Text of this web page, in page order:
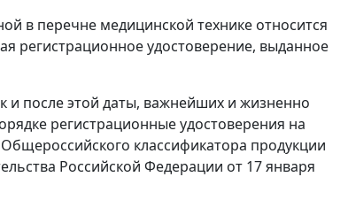
в перечне медицинской технике относится
регистрационное удостоверение, выданное
и после этой даты, важнейших и жизненно
регистрационные удостоверения на
классификатора продукции
Российской Федерации от 17 января